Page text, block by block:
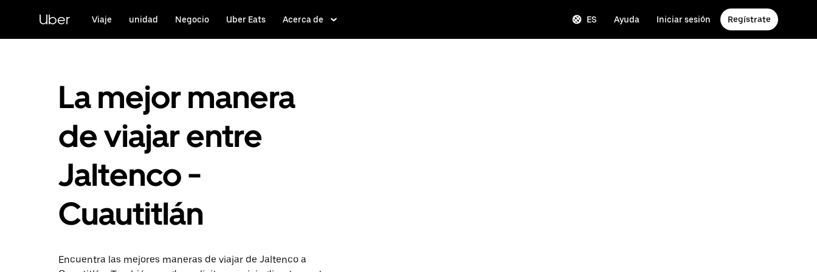
contenido
principal
Uber Viaje unidad Negocio Uber Eats Acerca de ES Ayuda Iniciar sesión Regístrate
La mejor manera
de viajar entre
Jaltenco -
Cuautitlán
Encuentra las mejores maneras de viajar de Jaltenco a